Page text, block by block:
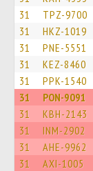
31 TPZ-9700
31 HKZ-1019
31 PNE-5551
31 KEZ-8460
31 PPK-1540
31 PON-9091
31 KBH-2143
31 INM-2902
31 AHE-9962
31 AXI-1005